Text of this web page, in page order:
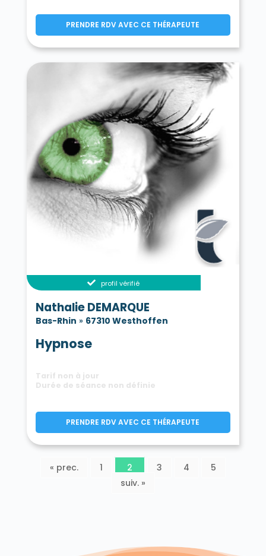
PRENDRE RDV AVEC CE THÉRAPEUTE
profil vérifié
Nathalie DEMARQUE
Bas-Rhin » 67310 Westhoffen
Hypnose
Tarif non à jour
Durée de séance non définie
PRENDRE RDV AVEC CE THÉRAPEUTE
« prec. 1 2 3 4
5
suiv. »